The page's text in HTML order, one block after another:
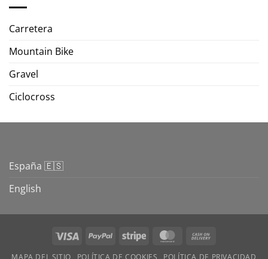
Carretera
Mountain Bike
Gravel
Ciclocross
España 🇪🇸
English
Visa PayPal Stripe MasterCard
MAPA DEL SITIO POLÍTICA DE COOKIES POLÍTICA DE PRIVACIDAD